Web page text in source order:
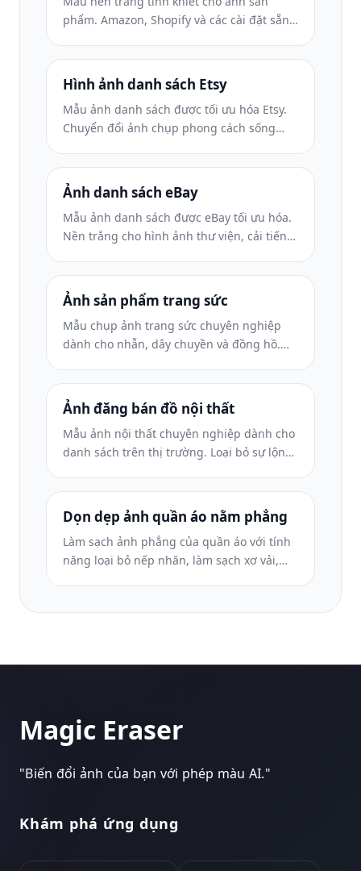
phẩm. Amazon, Shopify và các cài đặt sẵn
phẩm rõ ràng, chuyên nghiệp có khả năng
chuyển đổi.
Hình ảnh danh sách Etsy
Mẫu ảnh danh sách được tối ưu hóa Etsy.
Chuyển đổi ảnh chụp phong cách sống
chi tiết sản phẩm thủ công và đáp ứng các
nguyên tắc về hình ảnh của Etsy.
Ảnh danh sách eBay
Mẫu ảnh danh sách được eBay tối ưu hóa.
Nền trắng cho hình ảnh thư viện, cải tiến
đáp ứng tiêu chuẩn hình ảnh của eBay.
Ảnh sản phẩm trang sức
Mẫu chụp ảnh trang sức chuyên nghiệp
dành cho nhẫn, dây chuyền và đồng hồ.
của đá quý và cung cấp hình ảnh sẵn sàng
cho thị trường trên nền sạch.
Ảnh đăng bán đồ nội thất
Mẫu ảnh nội thất chuyên nghiệp dành cho
danh sách trên thị trường. Loại bỏ sự lộn
và trình bày các phần trên nền sạch sẽ
hoặc trong bối cảnh căn phòng theo
phong cách.
Dọn dẹp ảnh quần áo nằm phẳng
Làm sạch ảnh phẳng của quần áo với tính
năng loại bỏ nếp nhăn, làm sạch xơ vải,
nhỏ.
Magic Eraser
"Biến đổi ảnh của bạn với phép màu AI."
Khám phá ứng dụng